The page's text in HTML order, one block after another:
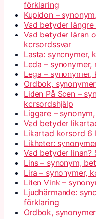
förklaring
Kupidon –
Vad betyder
Vad betyder läran
korsordssvar
Lasta: synonymer,
Leda –
Lega –
Ordbok,
Liden På Scen –
korsordshjälp
Liggare –
Vad betyder
Likartad korsord 6
Likheter:
Vad betyder linan?
Lins – synonym,
Lira – synonymer,
Liten Vink –
Ljudhärmande:
förklaring
Ordbok,